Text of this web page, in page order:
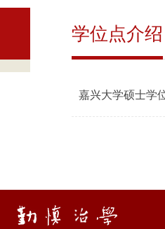
学位点介绍
嘉兴大学硕士学